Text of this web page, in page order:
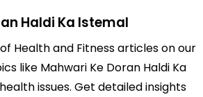
Haldi Ka Istemal
Health and Fitness articles on our
like Mahwari Ke Doran Haldi Ka
issues. Get detailed insights